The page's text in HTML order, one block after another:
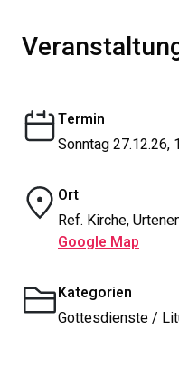
Termin
Sonntag 27.12.26,
Ort
Ref. Kirche,
Google Map
Kategorien
Gottesdienste /